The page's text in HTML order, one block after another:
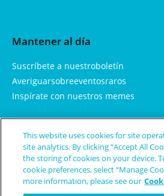
Mantener al día
Suscríbete a nuestroboletín
Averiguarsobreeventosraros
Inspírate con nuestros memes
Aprendemás
Sobrenosotros
Enfermedades y condicionesraras
This website uses cookies for site
site analytics. By clicking “Accept All
the storing of cookies on your device.
cookie preferences, select “Manage
more information, please see our